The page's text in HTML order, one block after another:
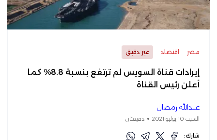
مصر اقتصاد غير دقيق
إيرادات قناة السويس لم ترتفع بنسبة 8.8% كما
أعلن رئيس القناة
عبدالله رمضان
السبت 10 يوليو 2021 دقيقتان
شارك: